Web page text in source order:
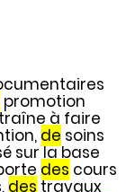
promotion
à faire
de soins
sur la base
des cours
des travaux